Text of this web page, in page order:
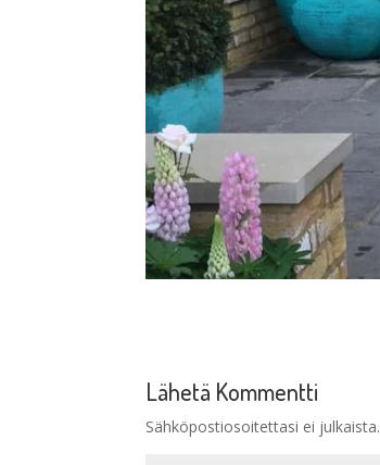
Lähetä Kommentti
Sähköpostiosoitettasi ei julkaista.